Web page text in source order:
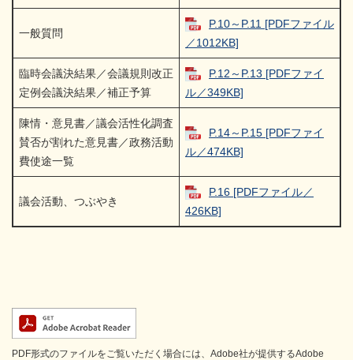
一般質問
P.10～P.11 [PDFファイル
／1012KB]
臨時会議決結果／会議規則改正
定例会議決結果／補正予算
P.12～P.13 [PDFファイ
ル／349KB]
陳情・意見書／議会活性化調査
賛否が割れた意見書／政務活動
費使途一覧
P.14～P.15 [PDFファイ
ル／474KB]
議会活動、つぶやき
P.16 [PDFファイル／
426KB]
PDF形式のファイルをご覧いただく場合には、Adobe社が提供するAdobe